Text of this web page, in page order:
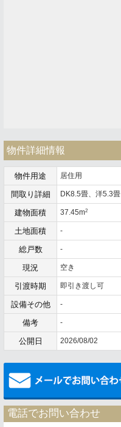
物件詳細情報
物件用途 居住用
間取り詳細 DK8.5畳、洋5.3畳
建物面積 37.45m2
土地面積 -
総戸数 -
現況 空き
引渡時期 即引き渡し可
設備その他 -
備考 -
公開日 2026/08/02
電話でお問い合わせ